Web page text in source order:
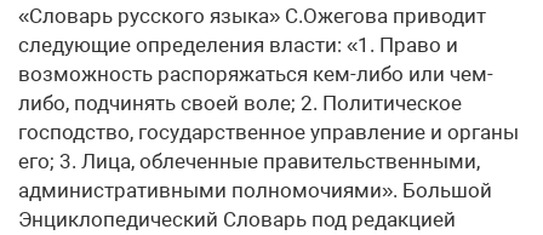
«Словарь русского языка» С.Ожегова приводит
следующие определения власти: «1. Право и
возможность распоряжаться кем-либо или чем-
либо, подчинять своей воле; 2. Политическое
господство, государственное управление и органы
его; 3. Лица, облеченные правительственными,
административными полномочиями». Большой
Энциклопедический Словарь под редакцией